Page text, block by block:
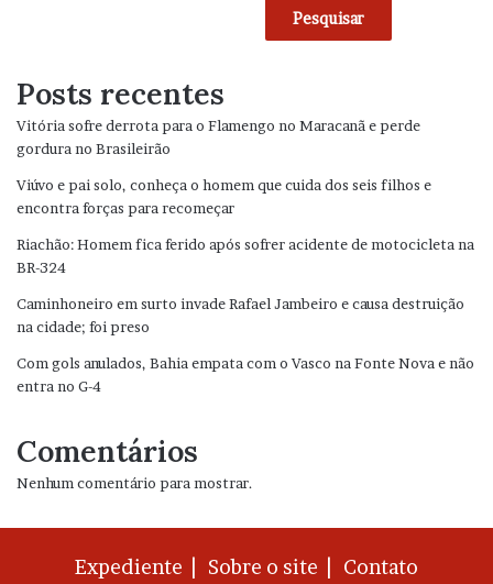
Pesquisar
Posts recentes
Vitória sofre derrota para o Flamengo no Maracanã e perde
gordura no Brasileirão
Viúvo e pai solo, conheça o homem que cuida dos seis filhos e
encontra forças para recomeçar
Riachão: Homem fica ferido após sofrer acidente de motocicleta na
BR-324
Caminhoneiro em surto invade Rafael Jambeiro e causa destruição
na cidade; foi preso
Com gols anulados, Bahia empata com o Vasco na Fonte Nova e não
entra no G-4
Comentários
Nenhum comentário para mostrar.
Expediente | Sobre o site | Contato